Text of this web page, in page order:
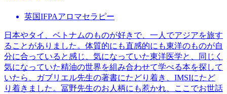
英国IFPAアロマセラピー
日本やタイ、ベトナムのものが好きで、一人でアジアを旅す
ることがありました。体質的にも直感的にも東洋のものが自
分に合っていると感じ、気になっていた東洋医学と、同じく
気になっていた精油の世界を組み合わせて学べる本を探して
いたら、ガブリエル先生の著書にたどり着き、IMSIにたど
り着きました。冨野先生のお人柄にも惹かれ、ここでお世話